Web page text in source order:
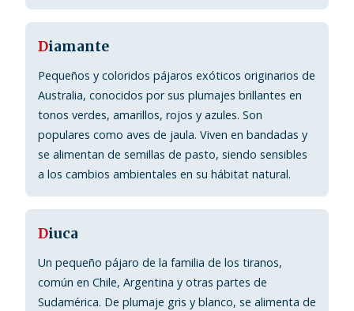
Diamante
Pequeños y coloridos pájaros exóticos originarios de
Australia, conocidos por sus plumajes brillantes en
tonos verdes, amarillos, rojos y azules. Son
populares como aves de jaula. Viven en bandadas y
se alimentan de semillas de pasto, siendo sensibles
a los cambios ambientales en su hábitat natural.
Diuca
Un pequeño pájaro de la familia de los tiranos,
común en Chile, Argentina y otras partes de
Sudamérica. De plumaje gris y blanco, se alimenta de